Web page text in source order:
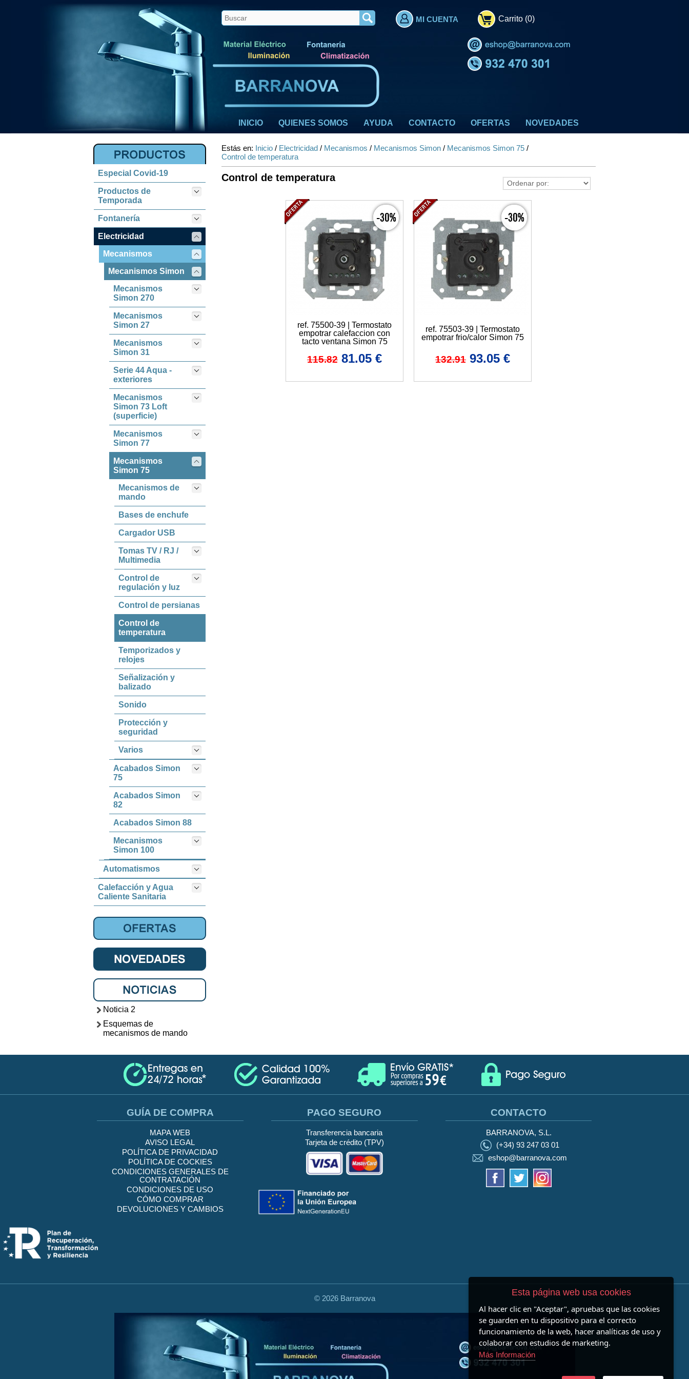
MI CUENTA Carrito (0)
INICIO QUIENES SOMOS AYUDA CONTACTO OFERTAS NOVEDADES
Especial Covid-19
Productos de
Temporada
Fontanería
Electricidad
Mecanismos
Mecanismos Simon
Mecanismos
Simon 270
Mecanismos
Simon 27
Mecanismos
Simon 31
Serie 44 Aqua -
exteriores
Mecanismos
Simon 73 Loft
(superficie)
Mecanismos
Simon 77
Mecanismos
Simon 75
Mecanismos de
mando
Bases de enchufe
Cargador USB
Tomas TV / RJ /
Multimedia
Control de
regulación y luz
Control de persianas
Control de
temperatura
Temporizados y
relojes
Señalización y
balizado
Sonido
Protección y
seguridad
Varios
Acabados Simon
75
Acabados Simon
82
Acabados Simon 88
Mecanismos
Simon 100
Automatismos
Calefacción y Agua
Caliente Sanitaria
Noticia 2
Esquemas de
mecanismos de mando
Estás en: Inicio / Electricidad / Mecanismos / Mecanismos Simon / Mecanismos Simon 75 /
Control de temperatura
Control de temperatura
-30%
ref. 75500-39 | Termostato
empotrar calefaccion con
tacto ventana Simon 75
115.82 81.05 €
-30%
ref. 75503-39 | Termostato
empotrar frio/calor Simon 75
132.91 93.05 €
GUÍA DE COMPRA
MAPA WEB
AVISO LEGAL
POLÍTICA DE PRIVACIDAD
POLÍTICA DE COCKIES
CONDICIONES GENERALES DE
CONTRATACIÓN
CONDICIONES DE USO
CÓMO COMPRAR
DEVOLUCIONES Y CAMBIOS
PAGO SEGURO
Transferencia bancaria
Tarjeta de crédito (TPV)
CONTACTO
BARRANOVA, S.L.
(+34) 93 247 03 01
eshop@barranova.com
©2026 Barranova
Esta página web usa cookies
Al hacer clic en "Aceptar", apruebas que las cookies
se guarden en tu dispositivo para el correcto
funcionamiento de la web, hacer analíticas de uso y
colaborar con estudios de marketing.
Más Información